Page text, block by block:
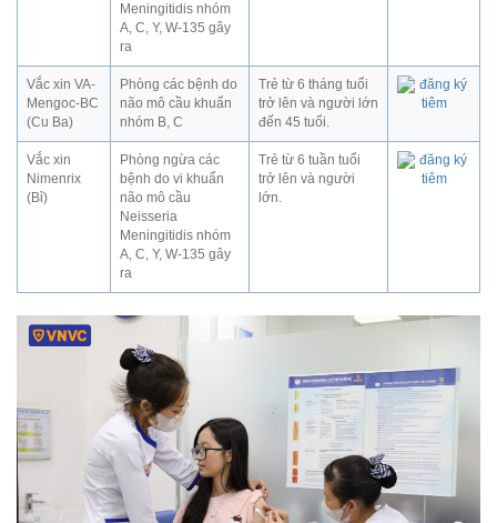
Meningitidis nhóm
A, C, Y, W-135 gây
ra
Vắc xin VA-
Mengoc-BC
(Cu Ba)
Phòng các bệnh do
não mô cầu khuẩn
nhóm B, C
Trẻ từ 6 tháng tuổi
trở lên và người lớn
đến 45 tuổi.
Vắc xin
Nimenrix
(Bỉ)
Phòng ngừa các
bệnh do vi khuẩn
não mô cầu
Neisseria
Meningitidis nhóm
A, C, Y, W-135 gây
ra
Trẻ từ 6 tuần tuổi
trở lên và người
lớn.